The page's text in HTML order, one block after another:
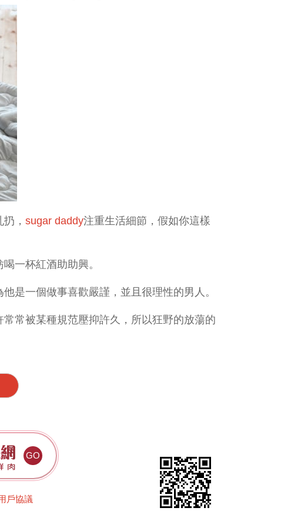
， sugar daddy注重生活細節，假如你這樣
一杯紅酒助助興。
是一個做事喜歡嚴謹，並且很理性的男人。
常被某種規范壓抑許久，所以狂野的放蕩的
戶協議